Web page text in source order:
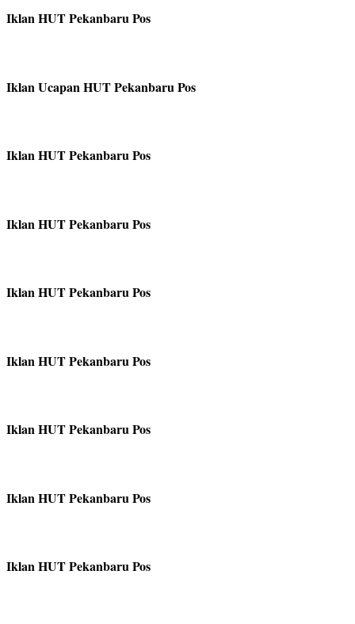
Iklan HUT Pekanbaru Pos
Iklan Ucapan HUT Pekanbaru Pos
Iklan HUT Pekanbaru Pos
Iklan HUT Pekanbaru Pos
Iklan HUT Pekanbaru Pos
Iklan HUT Pekanbaru Pos
Iklan HUT Pekanbaru Pos
Iklan HUT Pekanbaru Pos
Iklan HUT Pekanbaru Pos